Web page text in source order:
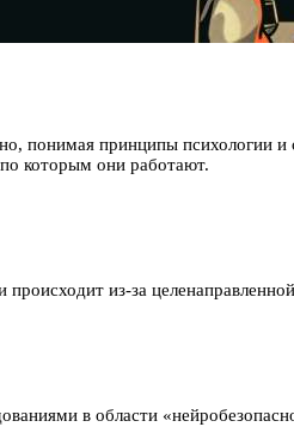
принципы психологии и
которым они работают.
происходит из-за
в области